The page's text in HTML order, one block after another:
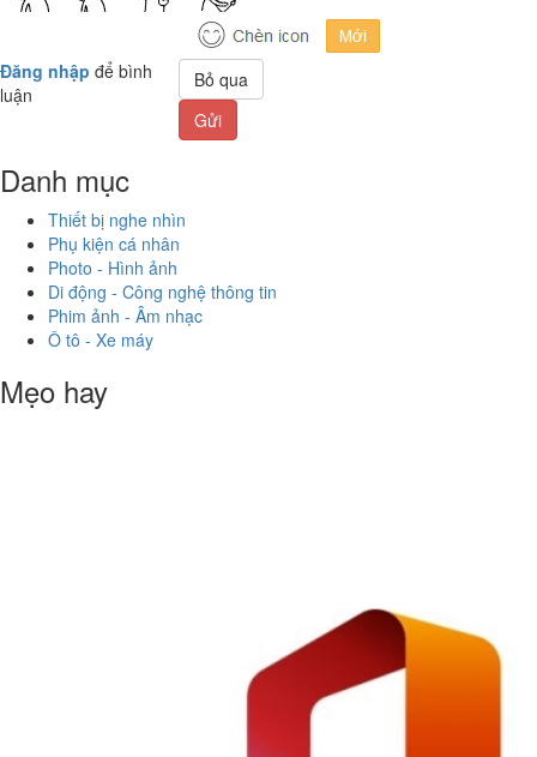
Đăng nhập để bình
luận
Bỏ qua
Gửi
Danh mục
Thiết bị nghe nhìn
Phụ kiện cá nhân
Photo - Hình ảnh
Di động - Công nghệ thông tin
Phim ảnh - Âm nhạc
Ô tô - Xe máy
Mẹo hay